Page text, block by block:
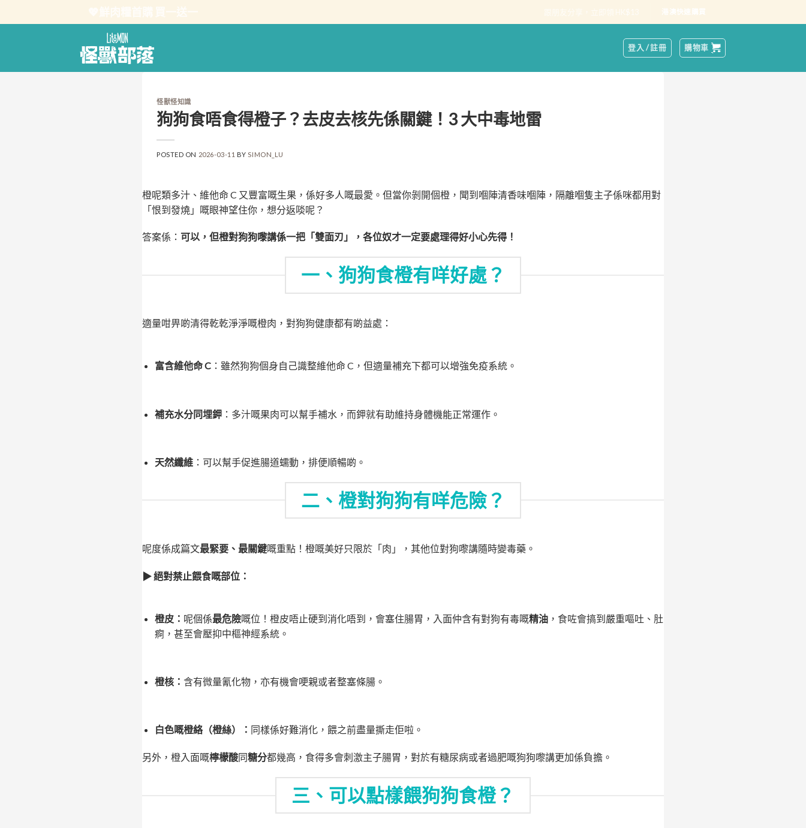
to
港澳快速購買
登入 / 註冊 購物車
怪獸怪知識
狗狗食唔食得橙子？去皮去核先係關鍵！3 大中毒地雷
POSTED ON 2026-03-11 BY SIMON_LU
橙呢類多汁、維他命 C 又豐富嘅生果，係好多人嘅最愛。但當你剝開個橙，聞到嗰陣清香味嗰陣，隔離嗰隻主子係咪都用對
「恨到發燒」嘅眼神望住你，想分返啖呢？
答案係： 可以，但橙對狗狗嚟講係一把「雙面刃」，各位奴才一定要處理得好小心先得！
一、狗狗食橙有咩好處？
適量咁畀啲清得乾乾淨淨嘅橙肉，對狗狗健康都有啲益處：
富含維他命 C：雖然狗狗個身自己識整維他命 C，但適量補充下都可以增強免疫系統。
補充水分同埋鉀 ：多汁嘅果肉可以幫手補水，而鉀就有助維持身體機能正常運作。
天然纖維：可以幫手促進腸道蠕動，排便順暢啲。
二、橙對狗狗有咩危險？
呢度係成篇文最緊要、最關鍵嘅重點！橙嘅美好只限於「肉」，其他位對狗嚟講隨時變毒藥。
▶︎ 絕對禁止餵食嘅部位：
橙皮： 呢個係最危險嘅位！橙皮唔止硬到消化唔到，會塞住腸胃，入面仲含有對狗有毒嘅精油，食咗會搞到嚴重嘔吐、肚
痾，甚至會壓抑中樞神經系統。
橙核： 含有微量氰化物，亦有機會哽親或者整塞條腸。
白色嘅橙絡（橙絲）： 同樣係好難消化，餵之前盡量撕走佢啦。
另外，橙入面嘅檸檬酸同糖分都幾高，食得多會刺激主子腸胃，對於有糖尿病或者過肥嘅狗狗嚟講更加係負擔。
三、可以點樣餵狗狗食橙？